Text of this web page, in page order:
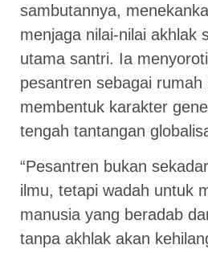
sambutannya,
menjaga nilai-nilai akhlak
utama santri. Ia
pesantren sebagai rumah
membentuk karakter
tengah tantangan
“Pesantren bukan
ilmu, tetapi wadah untuk
manusia yang beradab
tanpa akhlak akan